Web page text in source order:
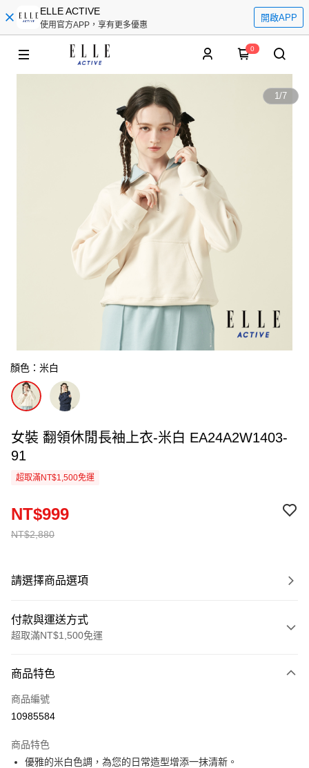
ELLE ACTIVE
使用官方APP，享有更多優惠
開啟APP
0
1/7
顏色：米白
女裝 翻領休閒長袖上衣-米白 EA24A2W1403-
91
超取滿NT$1,500免運
NT$2,880
NT$999
請選擇商品選項
付款與運送方式
超取滿NT$1,500免運
信用卡一次付款
超商取貨付款
Apple Pay
商品特色
商品編號
10985584
商品特色
優雅的米白色調，為您的日常造型增添一抹清新。